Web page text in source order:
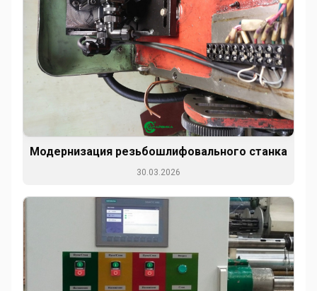
Модернизация резьбошлифовального станка
30.03.2026